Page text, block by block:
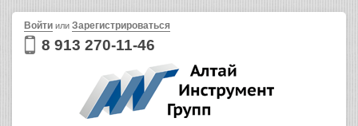
8 913 270-11-46
Войти или Зарегистрироваться